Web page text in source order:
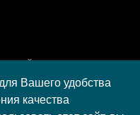
Конкурса социальных и
на территории
в 2020 году
Вашего удобства
качества